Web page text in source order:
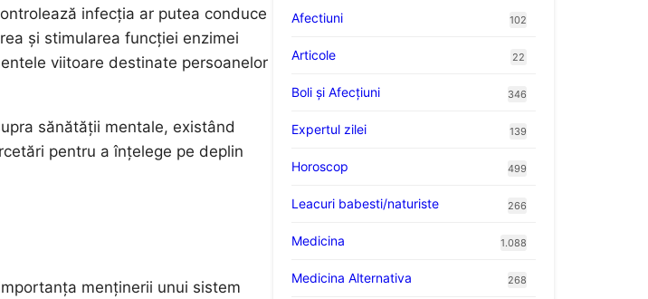
infecția ar putea conduce
și stimularea funcției enzimei
viitoare destinate persoanelor
sănătății mentale, existând
pentru a înțelege pe deplin
menținerii unui sistem
Afectiuni
102
Articole 22
Boli și Afecțiuni 346
Expertul zilei 139
Horoscop 499
Leacuri babesti/naturiste 266
Medicina 1.088
Medicina Alternativa 268